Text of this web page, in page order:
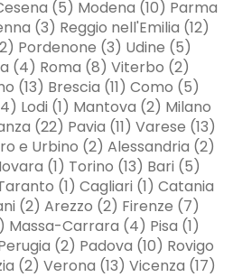
(5) Modena (10) Parma
(3) Reggio nell'Emilia (12)
Pordenone (3) Udine (5)
(4) Roma (8) Viterbo (2)
(13) Brescia (11) Como (5)
Lodi (1) Mantova (2) Milano
(22) Pavia (11) Varese (13)
e Urbino (2) Alessandria (2)
(1) Torino (13) Bari (5)
(1) Cagliari (1) Catania
(2) Arezzo (2) Firenze (7)
Massa-Carrara (4) Pisa (1)
(2) Padova (10) Rovigo
(2) Verona (13) Vicenza (17)